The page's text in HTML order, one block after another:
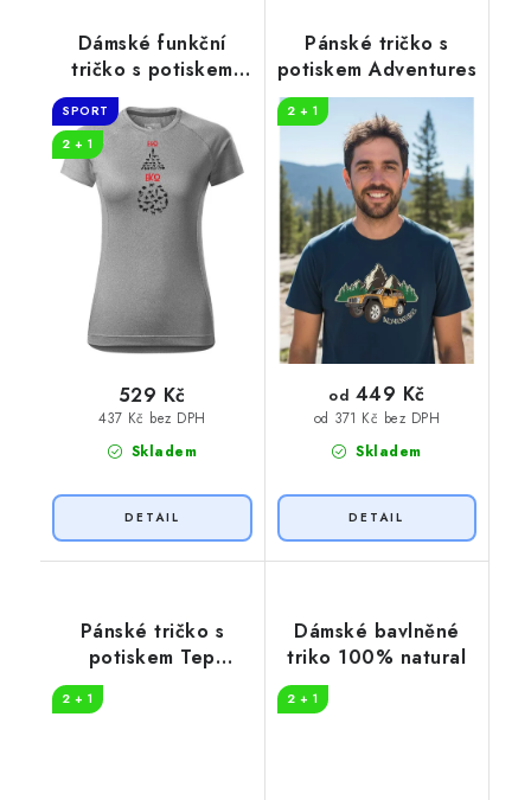
Dámské funkční
tričko s potiskem
EGO EKO
SPORT
2 + 1
Skladem
437 Kč bez DPH
529 Kč
Pánské tričko s
potiskem Adventures
2 + 1
Skladem
od 371 Kč bez DPH
od 449 Kč
Pánské tričko s
potiskem Tep
2 + 1
Dámské bavlněné
triko 100% natural
2 + 1